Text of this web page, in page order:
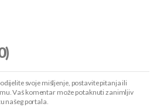
svoje mišljenje, postavite pitanja ili
Vaš komentar može potaknuti zanimljiv
našeg portala.